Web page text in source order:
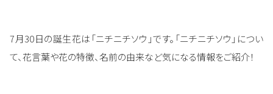
7月30日の誕生花は「ニチニチソウ」です。「ニチニチソウ」につい
て、花言葉や花の特徴、名前の由来など気になる情報をご紹介！